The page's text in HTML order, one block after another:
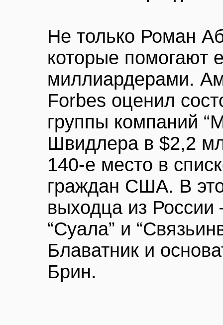
Не только Роман
которые помогают
миллиардерами.
Forbes оценил
группы компаний
Швидлера в $2,2
140-е место в
граждан США. В
выходца из
“Суала” и
Блаватник и
Брин.